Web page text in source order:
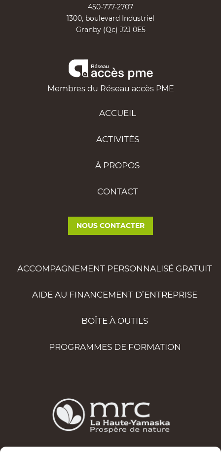
450-777-2707
1300, boulevard Industriel
Granby (Qc) J2J 0E5
Membres du Réseau accès PME
ACCUEIL
ACTIVITÉS
À PROPOS
CONTACT
NOUS CONTACTER
ACCOMPAGNEMENT PERSONNALISÉ GRATUIT
AIDE AU FINANCEMENT D’ENTREPRISE
BOÎTE À OUTILS
PROGRAMMES DE FORMATION